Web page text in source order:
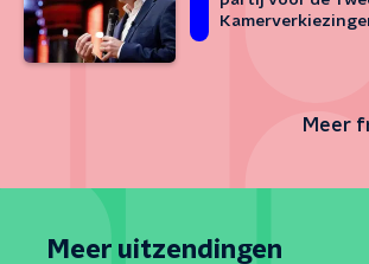
Meer
Meer uitzendingen